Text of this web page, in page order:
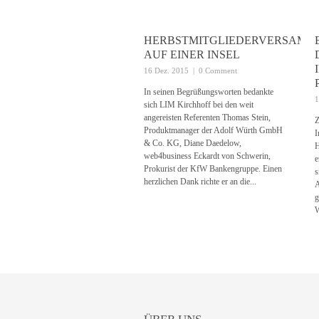
AUF EINER INSEL
16 Dez. 2015 | 0 Comment
In seinen Begrüßungsworten bedankte
sich LIM Kirchhoff bei den weit
angereisten Referenten Thomas Stein,
Produktmanager der Adolf Würth GmbH
& Co. KG, Diane Daedelow,
web4business Eckardt von Schwerin,
Prokurist der KfW Bankengruppe. Einen
herzlichen Dank richte er an die...